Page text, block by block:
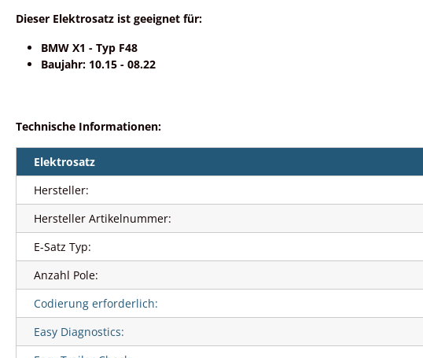
Dieser Elektrosatz ist geeignet für:
BMW X1 - Typ F48
Baujahr: 10.15 - 08.22
Technische Informationen:
Elektrosatz
Hersteller:
Hersteller Artikelnummer:
E-Satz Typ:
Anzahl Pole:
Codierung erforderlich:
Easy Diagnostics: